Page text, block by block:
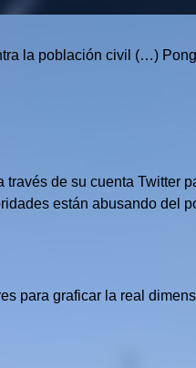
la población civil (…)
través de su cuenta Twitter
están abusando del
para graficar la real